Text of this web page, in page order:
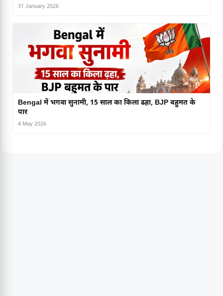
31 January 2026
Bengal में भगवा सुनामी, 15 साल का किला ढहा, BJP बहुमत के
पार
4 May 2026